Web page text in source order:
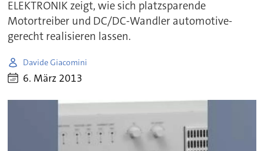
ELEKTRONIK zeigt, wie sich platzsparende
Motortreiber und DC/DC-Wandler automotive-
gerecht realisieren lassen.
Davide Giacomini
6. März 2013